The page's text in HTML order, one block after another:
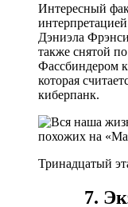
Интересный
Дэниэла
также снятой
Фассбиндером
которая
киберпанк.
Тринадцатый
7.